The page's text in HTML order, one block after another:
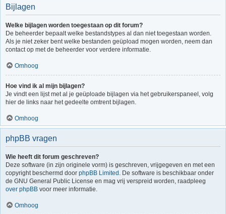
Bijlagen
Welke bijlagen worden toegestaan op dit forum?
De beheerder bepaalt welke bestandstypes al dan niet toegestaan worden.
Als je niet zeker bent welke bestanden geüpload mogen worden, neem dan
contact op met de beheerder voor verdere informatie.
Omhoog
Hoe vind ik al mijn bijlagen?
Je vindt een lijst met al je geüploade bijlagen via het gebruikerspaneel, volg
hier de links naar het gedeelte omtrent bijlagen.
Omhoog
phpBB vragen
Wie heeft dit forum geschreven?
Deze software (in zijn originele vorm) is geschreven, vrijgegeven en met een
copyright beschermd door phpBB Limited . De software is beschikbaar onder
de GNU General Public License en mag vrij verspreid worden, raadpleeg
over phpBB voor meer informatie.
Omhoog